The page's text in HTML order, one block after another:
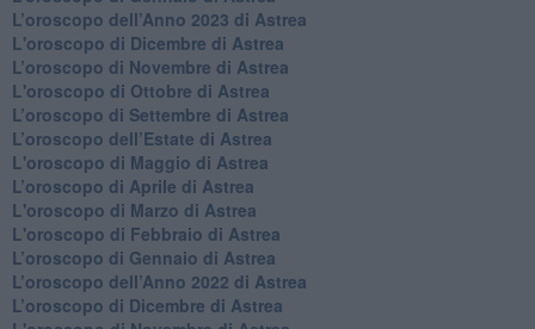
​L’oroscopo dell’Anno 2023 di Astrea
L'oroscopo di Dicembre di Astrea
L’oroscopo di Novembre di Astrea
L'oroscopo di Ottobre di Astrea
​L’oroscopo di Settembre di Astrea
​L’oroscopo dell’Estate di Astrea
L'oroscopo di Maggio di Astrea
​L’oroscopo di Aprile di Astrea
L'oroscopo di Marzo di Astrea
L'oroscopo di Febbraio di Astrea
​L’oroscopo di Gennaio di Astrea
​L’oroscopo dell’Anno 2022 di Astrea
​L’oroscopo di Dicembre di Astrea